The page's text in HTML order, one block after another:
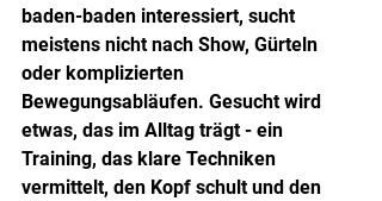
baden-baden interessiert, sucht
meistens nicht nach Show, Gürteln
oder komplizierten
Bewegungsabläufen. Gesucht wird
etwas, das im Alltag trägt - ein
Training, das klare Techniken
vermittelt, den Kopf schult und den